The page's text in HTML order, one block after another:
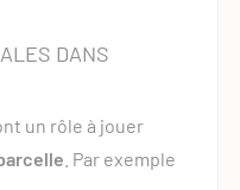
DANS
un rôle à jouer
. Par exemple